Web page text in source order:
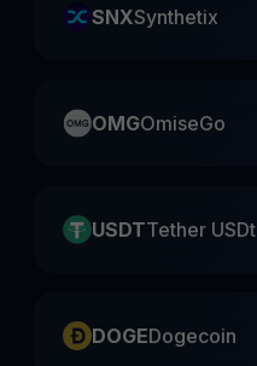
SNXSynthetix
OMGOmiseGo
USDTTether USDt
DOGEDogecoin